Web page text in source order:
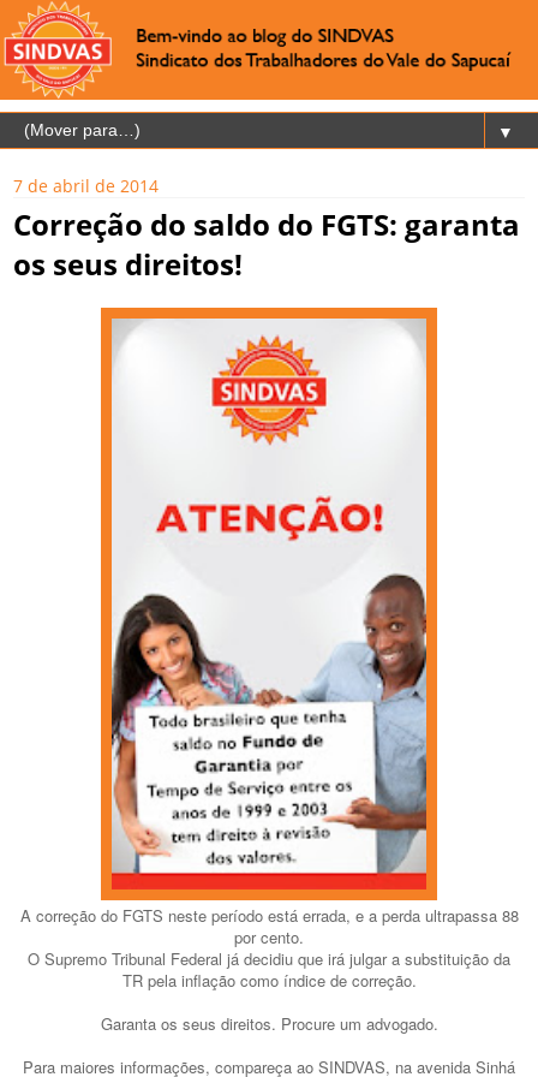
▼
7 de abril de 2014
Correção do saldo do FGTS: garanta
os seus direitos!
A correção do FGTS neste período está errada, e a perda ultrapassa 88
por cento.
O Supremo Tribunal Federal já decidiu que irá julgar a substituição da
TR pela inflação como índice de correção.
Garanta os seus direitos. Procure um advogado.
Para maiores informações, compareça ao SINDVAS, na avenida Sinhá